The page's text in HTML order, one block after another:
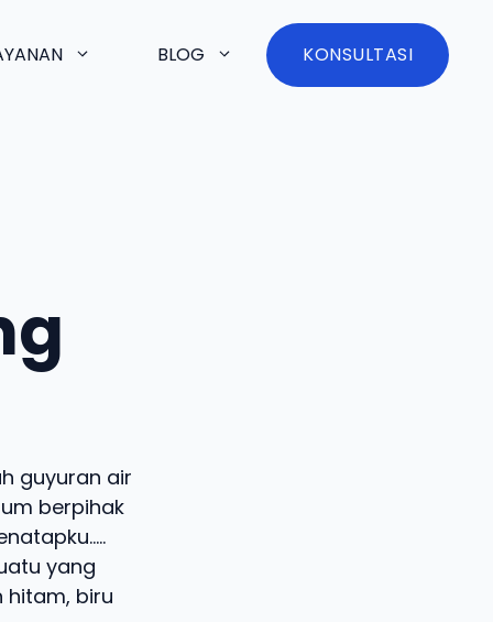
BLOG KONSULTASI
guyuran air
berpihak
yang
hitam, biru